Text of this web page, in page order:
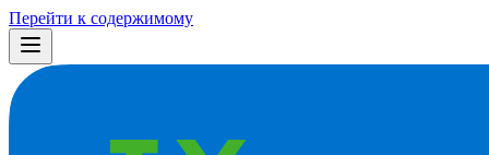
Перейти к содержимому